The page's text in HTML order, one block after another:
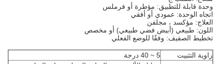
وحدة قابلة للتطبيق: مؤطرة أو فرملس
اتجاه الوحدة: عمودي أو أفقي
العلاج: مؤكسد ، مجلفن
اللون: طبيعي (أبيض فضي طبيعي) أو مخصص
تخطيط الصفيف: وفقًا للوضع الفعلي
زاوية التثبيت
5 ~ 40 درجة